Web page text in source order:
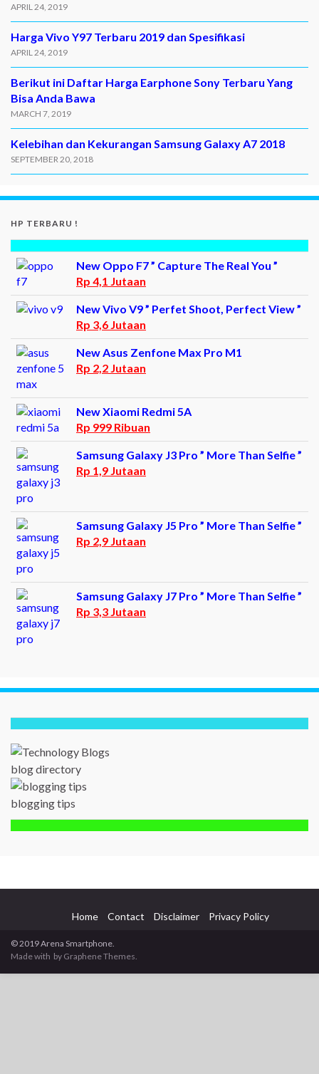
APRIL 24, 2019
Harga Vivo Y97 Terbaru 2019 dan Spesifikasi
APRIL 24, 2019
Berikut ini Daftar Harga Earphone Sony Terbaru Yang
Bisa Anda Bawa
MARCH 7, 2019
Kelebihan dan Kekurangan Samsung Galaxy A7 2018
SEPTEMBER 20, 2018
HP TERBARU !
New Oppo F7 ” Capture The Real You ”
Rp 4,1 Jutaan
New Vivo V9 ” Perfet Shoot, Perfect View ”
Rp 3,6 Jutaan
New Asus Zenfone Max Pro M1
Rp 2,2 Jutaan
New Xiaomi Redmi 5A
Rp 999 Ribuan
Samsung Galaxy J3 Pro ” More Than Selfie ”
Rp 1,9 Jutaan
Samsung Galaxy J5 Pro ” More Than Selfie ”
Rp 2,9 Jutaan
Samsung Galaxy J7 Pro ” More Than Selfie ”
Rp 3,3 Jutaan
blog directory
blogging tips
Home Contact Disclaimer Privacy Policy
© 2019 Arena Smartphone.
Made with by Graphene Themes.